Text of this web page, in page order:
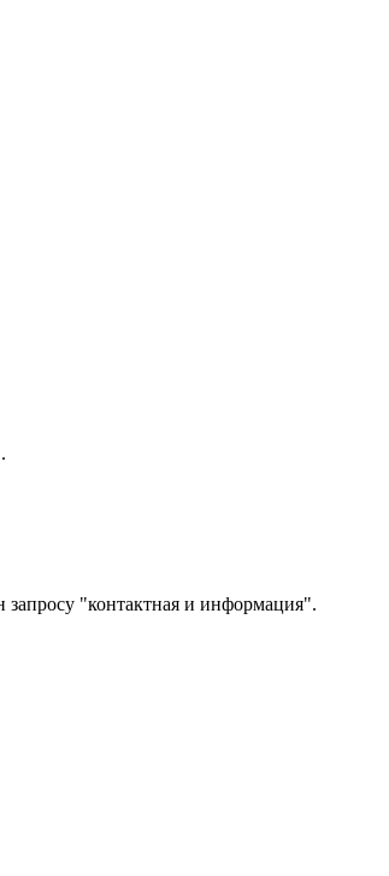
запросу "контактная и информация".